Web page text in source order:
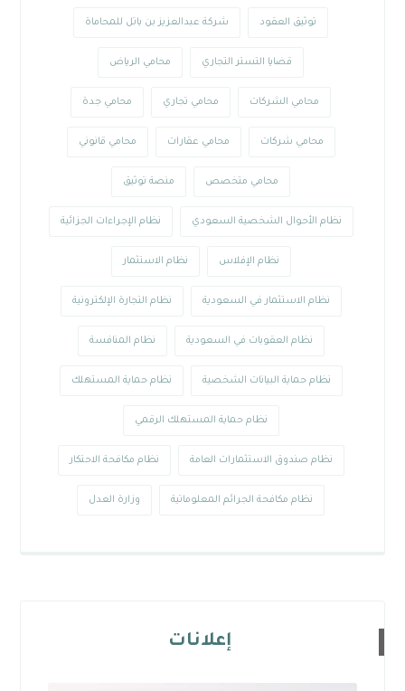
توثيق العقود شركة عبدالعزيز بن باتل للمحاماة
قضايا التستر التجاري محامي الرياض
محامي الشركات محامي تجاري محامي جدة
محامي شركات محامي عقارات محامي قانوني
محامي متخصص منصة توثيق
نظام الأحوال الشخصية السعودي نظام الإجراءات الجزائية
نظام الإفلاس نظام الاستثمار
نظام الاستثمار في السعودية نظام التجارة الإلكترونية
نظام العقوبات في السعودية نظام المنافسة
نظام حماية البيانات الشخصية نظام حماية المستهلك
نظام حماية المستهلك الرقمي
نظام صندوق الاستثمارات العامة نظام مكافحة الاحتكار
نظام مكافحة الجرائم المعلوماتية وزارة العدل
إعلانات